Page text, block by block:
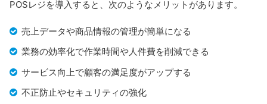
POSレジを導入すると、次のようなメリットがあります。
売上データや商品情報の管理が簡単になる
業務の効率化で作業時間や人件費を削減できる
サービス向上で顧客の満足度がアップする
不正防止やセキュリティの強化